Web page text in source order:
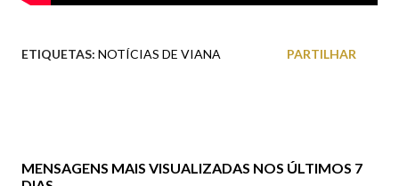
ETIQUETAS: NOTÍCIAS DE VIANA PARTILHAR
MENSAGENS MAIS VISUALIZADAS NOS ÚLTIMOS 7